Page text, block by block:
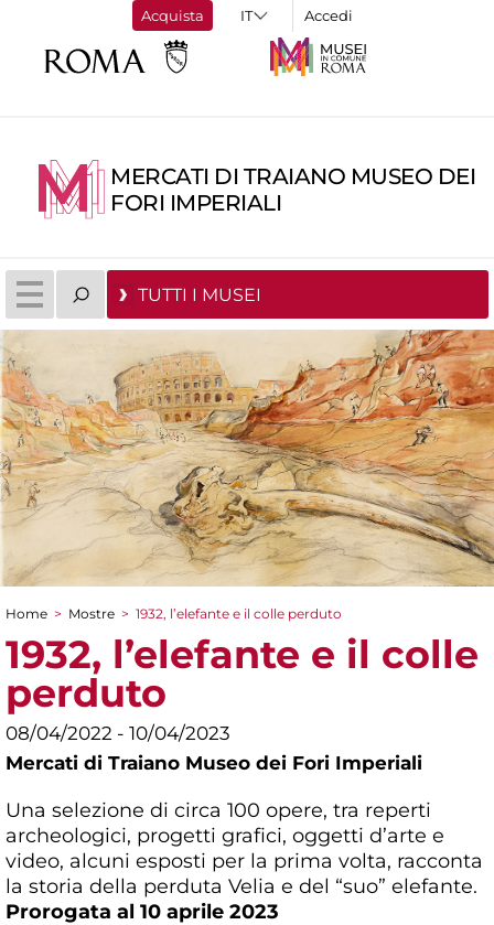
Acquista Accedi
MERCATI DI TRAIANO MUSEO DEI
FORI IMPERIALI
TUTTI I MUSEI
Tu sei qui
Home > Mostre > 1932, l’elefante e il colle perduto
1932, l’elefante e il colle
perduto
08/04/2022 - 10/04/2023
Mercati di Traiano Museo dei Fori Imperiali
Una selezione di circa 100 opere, tra reperti
archeologici, progetti grafici, oggetti d’arte e
video, alcuni esposti per la prima volta, racconta
la storia della perduta Velia e del “suo” elefante.
Prorogata al 10 aprile 2023